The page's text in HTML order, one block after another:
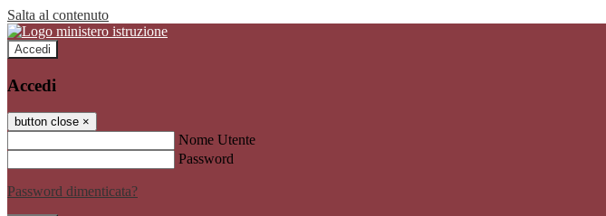
Salta al contenuto
Accedi
Accedi
button close ×
Nome Utente
Password
Password dimenticata?